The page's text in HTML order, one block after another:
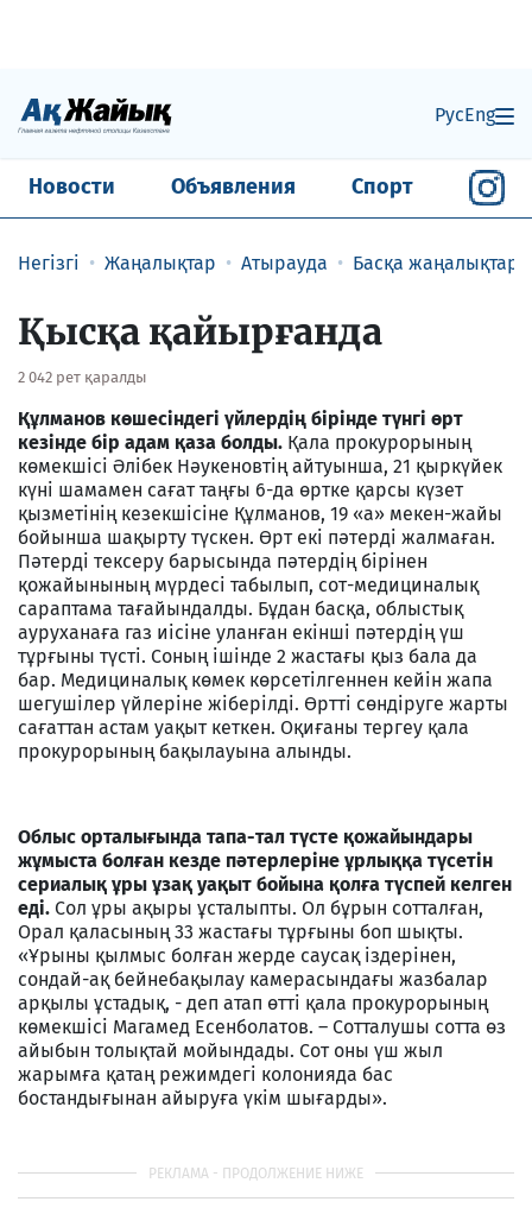
РусEng
Новости Объявления Спорт
Негізгі Жаңалықтар Атырауда Басқа жаңалықтар
Қысқа қайырғанда
2 042 рет қаралды
Құлманов көшесіндегі үйлердің бірінде түнгі өрт
кезінде бір адам қаза болды. Қала прокурорының
көмекшісі Әлібек Нәукеновтің айтуынша, 21 қыркүйек
күні шамамен сағат таңғы 6-да өртке қарсы күзет
қызметінің кезекшісіне Құлманов, 19 «а» мекен-жайы
бойынша шақырту түскен. Өрт екі пәтерді жалмаған.
Пәтерді тексеру барысында пәтердің бірінен
қожайынының мүрдесі табылып, сот-медициналық
сараптама тағайындалды. Бұдан басқа, облыстық
ауруханаға газ иісіне уланған екінші пәтердің үш
тұрғыны түсті. Соның ішінде 2 жастағы қыз бала да
бар. Медициналық көмек көрсетілгеннен кейін жапа
шегушілер үйлеріне жіберілді. Өртті сөндіруге жарты
сағаттан астам уақыт кеткен. Оқиғаны тергеу қала
прокурорының бақылауына алынды.
Облыс орталығында тапа-тал түсте қожайындары
жұмыста болған кезде пәтерлеріне ұрлыққа түсетін
сериалық ұры ұзақ уақыт бойына қолға түспей келген
еді. Сол ұры ақыры ұсталыпты. Ол бұрын сотталған,
Орал қаласының 33 жастағы тұрғыны боп шықты.
«Ұрыны қылмыс болған жерде саусақ іздерінен,
сондай-ақ бейнебақылау камерасындағы жазбалар
арқылы ұстадық, - деп атап өтті қала прокурорының
көмекшісі Магамед Есенболатов. – Сотталушы сотта өз
айыбын толықтай мойындады. Сот оны үш жыл
жарымға қатаң режимдегі колонияда бас
бостандығынан айыруға үкім шығарды».